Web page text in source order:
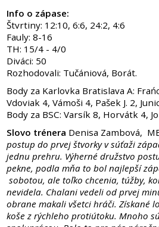
Info o zápase:
Štvrtiny: 12:10, 6:6, 24:2, 4:6
Fauly: 8-16
TH: 15/4 - 4/0
Diváci: 50
Rozhodovali: Tučániová, Borát.
Body za Karlovka Bratislava A:
Vdoviak 4, Vámoši 4, Pašek J. 2,
Body za BSC: Varsík 8, Horvátk 4,
Slovo trénera Denisa Zambová,
postup do prvej štvorky v súťaži
jednu prehru. Výherné družstvo
pekne, podla mňa to bol najlepší
sobotou, ale toľko chcenia, túžby,
nevidela. Chalani vedeli od prvej
obrane makali všetci hráči. Získané
koše z rýchleho protiútoku. Mnoho